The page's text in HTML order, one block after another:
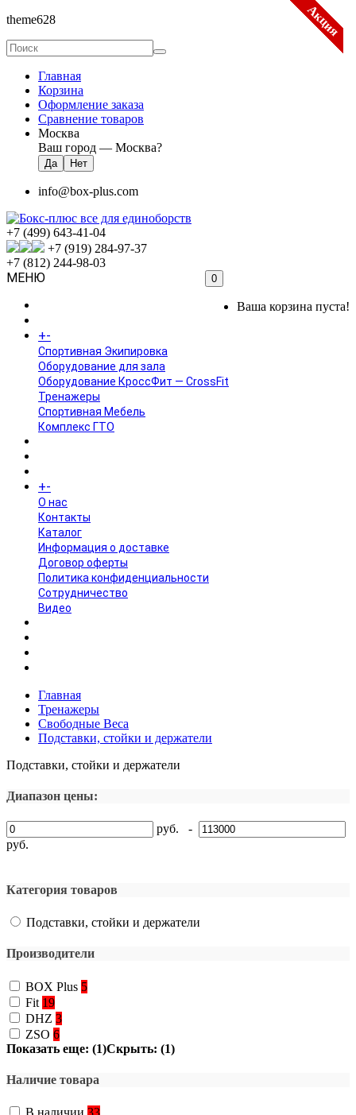
theme628
Главная
Корзина
Оформление заказа
Сравнение товаров
Москва
Ваш город — Москва?
info@box-plus.com
+7 (499) 643-41-04
+7 (919) 284-97-37
+7 (812) 244-98-03
0
Ваша корзина пуста!
МЕНЮ
+-
Спортивная Экипировка
Оборудование для зала
Оборудование КроссФит — CrossFit
Тренажеры
Спортивная Мебель
Комплекс ГТО
+-
O нас
Контакты
Каталог
Информация о доставке
Договор оферты
Политика конфиденциальности
Сотрудничество
Видео
Главная
Тренажеры
Свободные Веса
Подставки, стойки и держатели
Подставки, стойки и держатели
Диапазон цены:
руб. -
руб.
Категория товаров
Подставки, стойки и держатели
Производители
BOX Plus 5
Fit 19
DHZ 3
ZSO 6
Показать еще: (1)Скрыть: (1)
Наличие товара
Акция
Акция
Акция
Акция
Акция
Акция
Акция
Акция
Акция
Акция